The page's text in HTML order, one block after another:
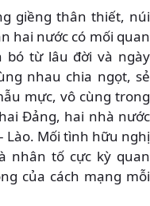
giềng thân thiết, núi
hai nước có mối quan
từ lâu đời và ngày
nhau chia ngọt, sẻ
mực, vô cùng trong
Đảng, hai nhà nước
Lào. Mối tình hữu nghị
nhân tố cực kỳ quan
của cách mạng mỗi